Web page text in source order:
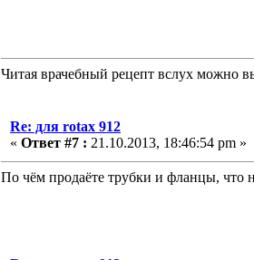
Читая врачебный рецепт вслух можно
Re: для rotax 912
« Ответ #7 : 21.10.2013, 18:46:54 pm »
По чём продаёте трубки и фланцы, что